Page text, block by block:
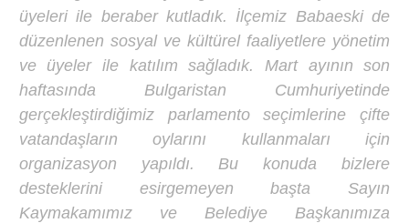
üyeleri ile beraber kutladık. İlçemiz Babaeski de
düzenlenen sosyal ve kültürel faaliyetlere yönetim
ve üyeler ile katılım sağladık. Mart ayının son
haftasında Bulgaristan Cumhuriyetinde
gerçekleştirdiğimiz parlamento seçimlerine çifte
vatandaşların oylarını kullanmaları için
organizasyon yapıldı. Bu konuda bizlere
desteklerini esirgemeyen başta Sayın
Kaymakamımız ve Belediye Başkanımıza